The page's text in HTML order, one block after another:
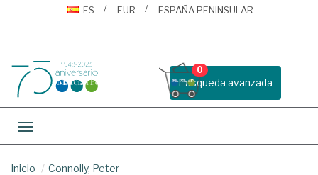
ES
EUR ESPAÑA PENINSULAR
Busqueda avanzada
0
Toggle navigation
Inicio Connolly, Peter